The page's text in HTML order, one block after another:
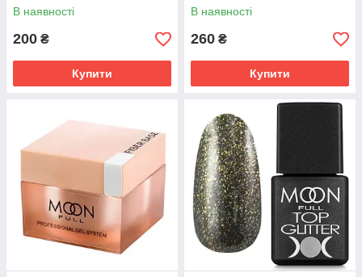
В наявності
200 ₴
Купити
В наявності
260 ₴
Купити